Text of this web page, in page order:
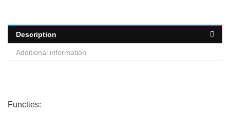
Description
Additional information
Functies: